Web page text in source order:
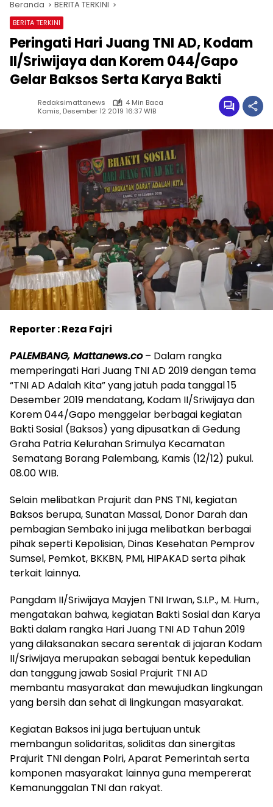
Beranda BERITA TERKINI
BERITA TERKINI
Peringati Hari Juang TNI AD, Kodam
II/Sriwijaya dan Korem 044/Gapo
Gelar Baksos Serta Karya Bakti
Redaksimattanews
4 Min Baca
Kamis, Desember 12 2019 16:37 WIB
Reporter : Reza Fajri
PALEMBANG, Mattanews.co– Dalam rangka
memperingati Hari Juang TNI AD 2019 dengan tema
“TNI AD Adalah Kita” yang jatuh pada tanggal 15
Desember 2019 mendatang, Kodam II/Sriwijaya dan
Korem 044/Gapo menggelar berbagai kegiatan
Bakti Sosial (Baksos) yang dipusatkan di Gedung
Graha Patria Kelurahan Srimulya Kecamatan
Sematang Borang Palembang, Kamis (12/12) pukul.
08.00 WIB.
Selain melibatkan Prajurit dan PNS TNI, kegiatan
Baksos berupa, Sunatan Massal, Donor Darah dan
pembagian Sembako ini juga melibatkan berbagai
pihak seperti Kepolisian, Dinas Kesehatan Pemprov
Sumsel, Pemkot, BKKBN, PMI, HIPAKAD serta pihak
terkait lainnya.
Pangdam II/Sriwijaya Mayjen TNI Irwan, S.I.P., M. Hum.,
mengatakan bahwa, kegiatan Bakti Sosial dan Karya
Bakti dalam rangka Hari Juang TNI AD Tahun 2019
yang dilaksanakan secara serentak di jajaran Kodam
II/Sriwijaya merupakan sebagai bentuk kepedulian
dan tanggung jawab Sosial Prajurit TNI AD
membantu masyarakat dan mewujudkan lingkungan
yang bersih dan sehat di lingkungan masyarakat.
Kegiatan Baksos ini juga bertujuan untuk
membangun solidaritas, soliditas dan sinergitas
Prajurit TNI dengan Polri, Aparat Pemerintah serta
komponen masyarakat lainnya guna mempererat
Kemanunggalan TNI dan rakyat.